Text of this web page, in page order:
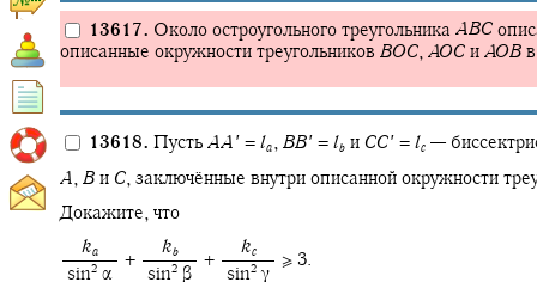
13617. Около остроугольного треугольника ABC
описанные окружности треугольников BOC, AOC и AOB
13618. Пусть AA′ = la , BB′ = lb и CC′ = lc —
A, B и C, заключённые внутри описанной окружности
Докажите, что
ka
‍ sin‍2 α
+ ‍
kb
‍ sin‍2 β
+ ‍
kc
‍ sin‍2 γ
≥ 3.